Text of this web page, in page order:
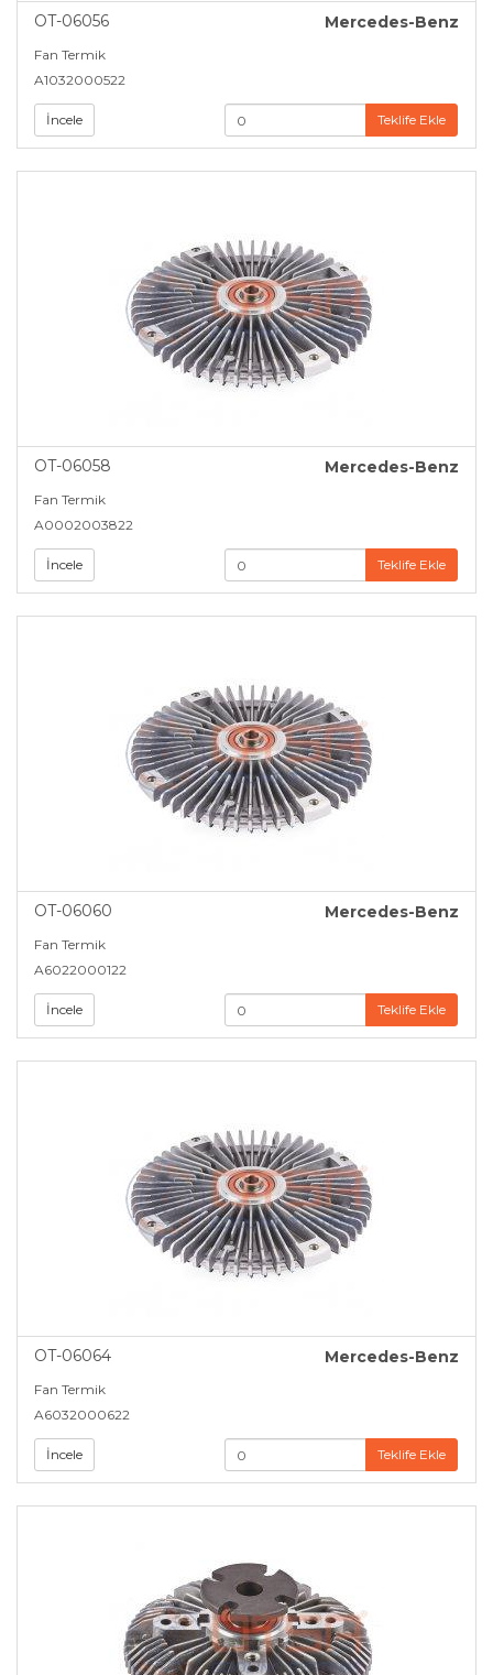
OT-06056 Mercedes-Benz
Fan Termik
A1032000522
İncele Teklife Ekle
OT-06058 Mercedes-Benz
Fan Termik
A0002003822
İncele Teklife Ekle
OT-06060 Mercedes-Benz
Fan Termik
A6022000122
İncele Teklife Ekle
OT-06064 Mercedes-Benz
Fan Termik
A6032000622
İncele Teklife Ekle